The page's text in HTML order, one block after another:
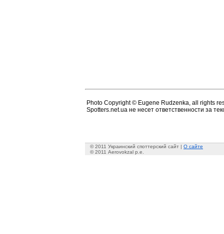
Photo Copyright © Eugene Rudzenka, all rights
Spotters.net.ua не несет ответственности за
© 2011 Украинский споттерский сайт | О сайте
© 2011 Aerovokzal p.e.